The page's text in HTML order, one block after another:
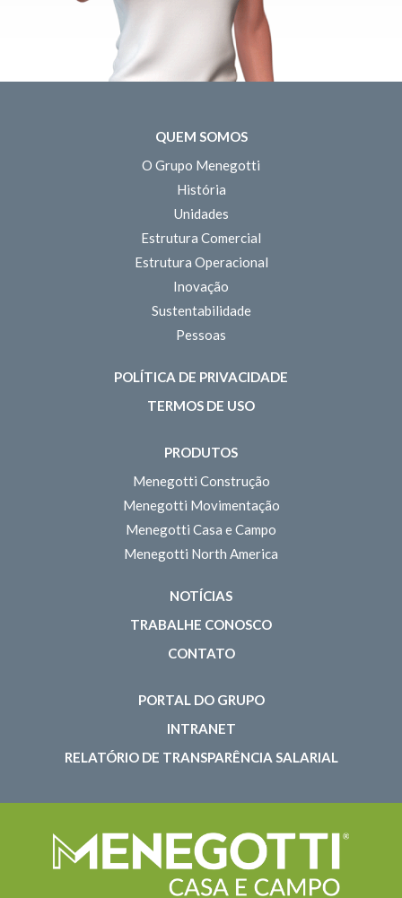
QUEM SOMOS
O Grupo Menegotti
História
Unidades
Estrutura Comercial
Estrutura Operacional
Inovação
Sustentabilidade
Pessoas
POLÍTICA DE PRIVACIDADE
TERMOS DE USO
PRODUTOS
Menegotti Construção
Menegotti Movimentação
Menegotti Casa e Campo
Menegotti North America
NOTÍCIAS
TRABALHE CONOSCO
CONTATO
PORTAL DO GRUPO
INTRANET
RELATÓRIO DE TRANSPARÊNCIA SALARIAL